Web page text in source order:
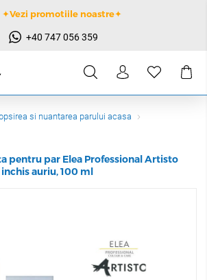
✦Vezi promotiile noastre✦
+40 747 056 359
si nuantarea parului acasa
pentru par Elea Professional Artisto
auriu, 100 ml